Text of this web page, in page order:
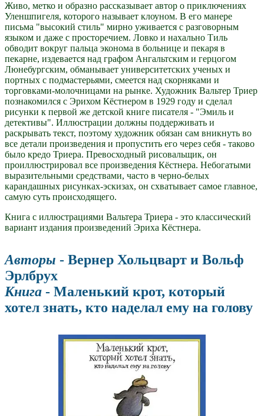
Живо, метко и образно рассказывает автор о приключениях
Уленшпигеля, которого называет клоуном. В его манере
письма "высокий стиль" мирно уживается с разговорным
языком и даже с просторечием. Ловко и нахально Тиль
обводит вокруг пальца эконома в больнице и пекаря в
пекарне, издевается над графом Ангальтским и герцогом
Люнебургским, обманывает университетских ученых и
портных с подмастерьями, смеется над скорняками и
торговками-молочницами на рынке. Художник Вальтер Триер
познакомился с Эрихом Кёстнером в 1929 году и сделал
рисунки к первой же детской книге писателя - "Эмиль и
детективы". Иллюстрации должны поддерживать и
раскрывать текст, поэтому художник обязан сам вникнуть во
все детали произведения и пропустить его через себя - таково
было кредо Триера. Превосходный рисовальщик, он
проиллюстрировал все произведения Кёстнера. Небогатыми
выразительными средствами, часто в черно-белых
карандашных рисунках-эскизах, он схватывает самое главное,
самую суть происходящего.
Книга с иллюстрациями Вальтера Триера - это классический
вариант издания произведений Эриха Кёстнера.
Авторы - Вернер Хольцварт и Вольф
Эрлбрух
Книга - Маленький крот, который
хотел знать, кто наделал ему на голову